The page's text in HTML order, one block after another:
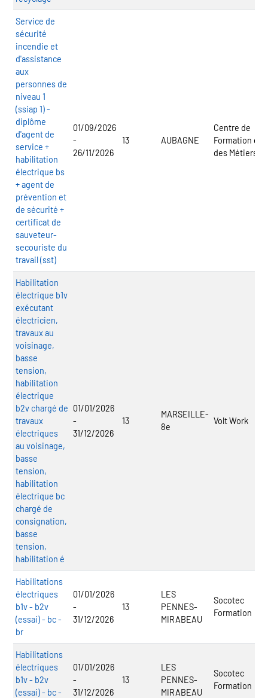
Service de
sécurité
incendie et
d'assistance
aux
personnes de
niveau 1
(ssiap 1) -
diplôme
d'agent de
service +
habilitation
électrique bs
+ agent de
prévention et
de sécurité +
certificat de
sauveteur-
secouriste du
travail (sst)
01/09/2026
-
26/11/2026
13 AUBAGNE
Centre de
Formation et
des Métiers
Habilitation
électrique b1v
exécutant
électricien,
travaux au
voisinage,
basse
tension,
habilitation
électrique
b2v chargé de
travaux
électriques
au voisinage,
basse
tension,
habilitation
électrique bc
chargé de
consignation,
basse
tension,
habilitation é
01/01/2026
-
31/12/2026
13
MARSEILLE-
8e
Volt Work
Habilitations
électriques
b1v - b2v
(essai) - bc -
br
01/01/2026
-
31/12/2026
13
LES
PENNES-
MIRABEAU
Socotec
Formation
Habilitations
électriques
b1v - b2v
(essai) - bc -
01/01/2026
-
31/12/2026
13
LES
PENNES-
MIRABEAU
Socotec
Formation